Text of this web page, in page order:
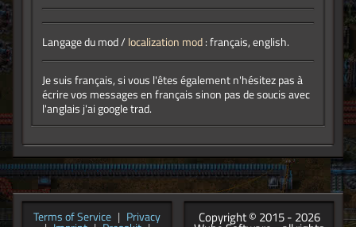
Langage du mod /localization mod: français, english.
Je suis français, si vous l'êtes également n'hésitez pas à
écrire vos messages en français sinon pas de soucis avec
l'anglais j'ai google trad.
Terms of Service | Privacy Copyright © 2015 - 2026